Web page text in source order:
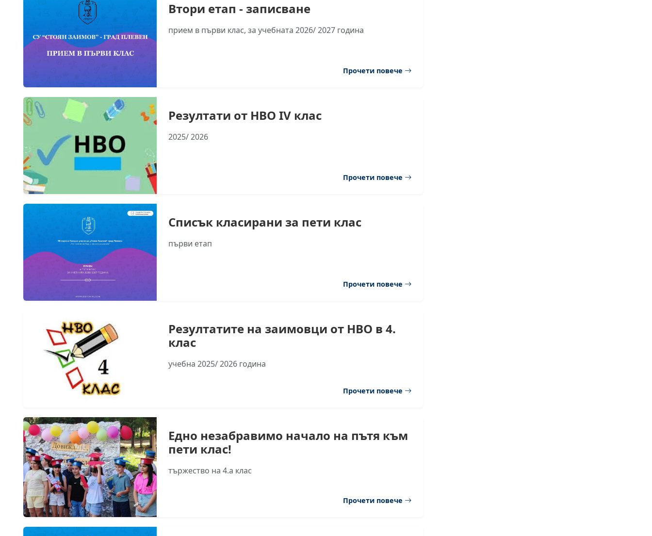
Втори етап - записване
прием в първи клас, за учебната 2026/ 2027 година
Прочети повече
Резултати от НВО IV клас
2025/ 2026
Прочети повече
Списък класирани за пети клас
първи етап
Прочети повече
Резултатите на заимовци от НВО в 4.
клас
учебна 2025/ 2026 година
Прочети повече
Едно незабравимо начало на пътя към
пети клас!
тържество на 4.а клас
Прочети повече